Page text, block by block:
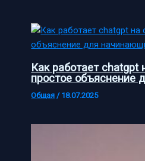
Как работает
простое объяснение
Общая / 18.07.2025